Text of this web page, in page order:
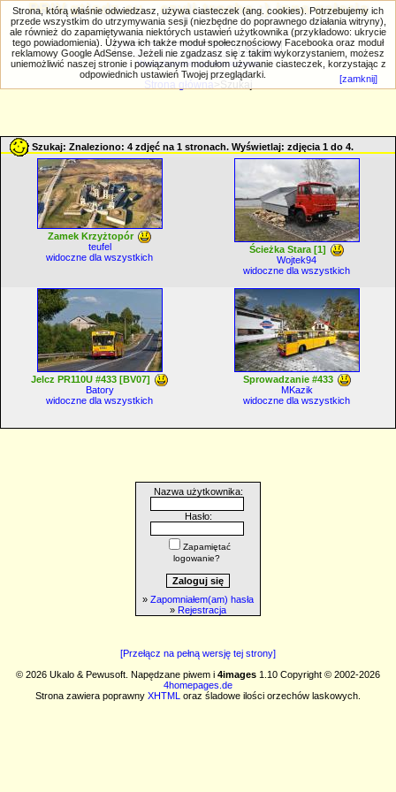
PRIV.gtlodz.eu - czyli trochę ;) inna galeria
Wyszukiwanie zaawansowane
Strona główna >Szukaj
Szukaj: Znaleziono: 4 zdjęć na 1 stronach. Wyświetlaj: zdjęcia 1 do 4.
Zamek Krzyżtopór
teufel
widoczne dla wszystkich
Ścieżka Stara [1]
Wojtek94
widoczne dla wszystkich
Jelcz PR110U #433 [BV07]
Batory
widoczne dla wszystkich
Sprowadzanie #433
MKazik
widoczne dla wszystkich
Nazwa użytkownika:
Hasło:
Zapamiętać
logowanie?
» Zapomniałem(am) hasła
» Rejestracja
[Przełącz na pełną wersję tej strony]
© 2026 Ukalo & Pewusoft. Napędzane piwem i 4images 1.10 Copyright © 2002-2026
4homepages.de
Strona zawiera poprawny XHTML oraz śladowe ilości orzechów laskowych.
Strona, którą właśnie odwiedzasz, używa ciasteczek (ang. cookies). Potrzebujemy ich
przede wszystkim do utrzymywania sesji (niezbędne do poprawnego działania witryny),
ale również do zapamiętywania niektórych ustawień użytkownika (przykładowo: ukrycie
tego powiadomienia). Używa ich także moduł społecznościowy Facebooka oraz moduł
reklamowy Google AdSense. Jeżeli nie zgadzasz się z takim wykorzystaniem, możesz
uniemożliwić naszej stronie i powiązanym modułom używanie ciasteczek, korzystając z
odpowiednich ustawień Twojej przeglądarki.
[zamknij]